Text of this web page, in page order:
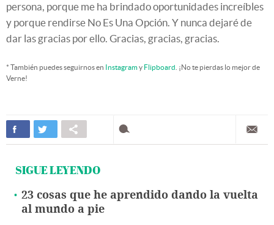
persona, porque me ha brindado oportunidades increíbles
y porque rendirse No Es Una Opción. Y nunca dejaré de
dar las gracias por ello. Gracias, gracias, gracias.
* También puedes seguirnos en Instagramy Flipboard . ¡No te pierdas lo mejor de
Verne!
SIGUE LEYENDO
23 cosas que he aprendido dando la vuelta
al mundo a pie